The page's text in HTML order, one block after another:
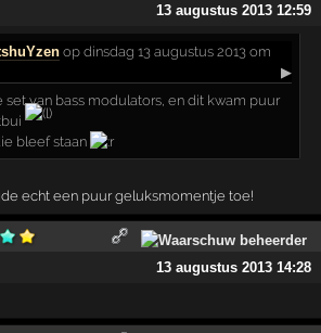
13 augustus 2013 12:59
op dinsdag 13 augustus 2013 om
▶
set van bass modulators, en dit kwam puur
bleef staan
echt een puur geluksmomentje toe!
13 augustus 2013 14:28